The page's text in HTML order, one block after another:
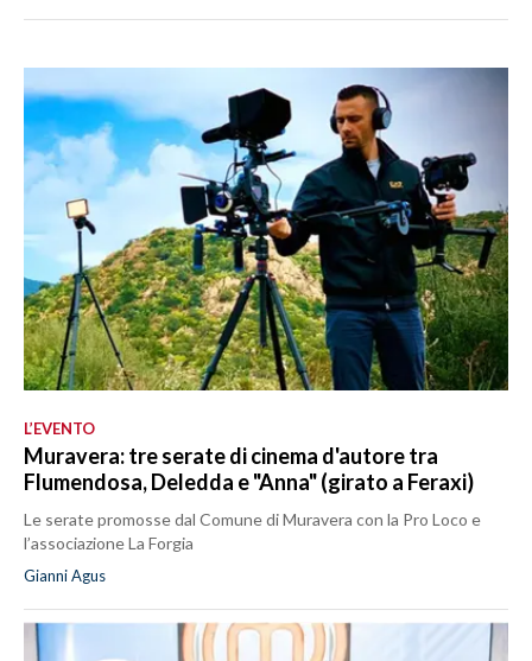
L’EVENTO
Muravera: tre serate di cinema d'autore tra
Flumendosa, Deledda e "Anna" (girato a Feraxi)
Le serate promosse dal Comune di Muravera con la Pro Loco e
l’associazione La Forgia
Gianni Agus